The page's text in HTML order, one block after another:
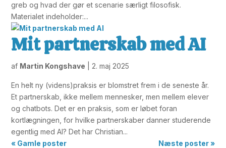
greb og hvad der gør et scenarie særligt filosofisk.
Materialet indeholder:...
Mit partnerskab med AI
af Martin Kongshave 2. maj 2025
En helt ny (videns)praksis er blomstret frem i de seneste år.
Et partnerskab, ikke mellem mennesker, men mellem elever
og chatbots. Det er en praksis, som er løbet foran
kortlægningen, for hvilke partnerskaber danner studerende
egentlig med AI? Det har Christian...
« Gamle poster
Næste poster »